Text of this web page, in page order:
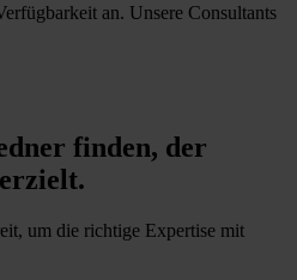
an. Unsere Consultants
finden, der
um die richtige Expertise mit